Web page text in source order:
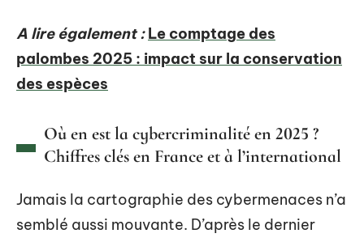
A lire également : Le comptage des
palombes 2025 : impact sur la conservation
des espèces
Où en est la cybercriminalité en 2025 ?
Chiffres clés en France et à l’international
Jamais la cartographie des cybermenaces n’a
semblé aussi mouvante. D’après le dernier